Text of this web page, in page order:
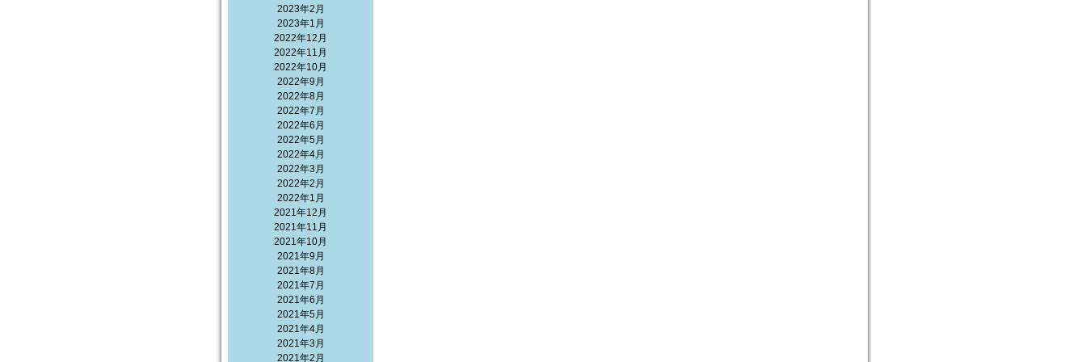
2023年2月
2023年1月
2022年12月
2022年11月
2022年10月
2022年9月
2022年8月
2022年7月
2022年6月
2022年5月
2022年4月
2022年3月
2022年2月
2022年1月
2021年12月
2021年11月
2021年10月
2021年9月
2021年8月
2021年7月
2021年6月
2021年5月
2021年4月
2021年3月
2021年2月